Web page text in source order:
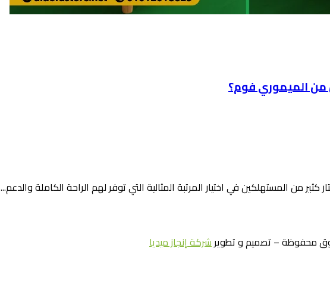
الميموري فوم؟
كثير من المستهلكين في اختيار المرتبة المثالية التي توفر لهم الراحة الكاملة والدعم...
محفوظة – تصميم و تطويرشركة إنجاز ميديا